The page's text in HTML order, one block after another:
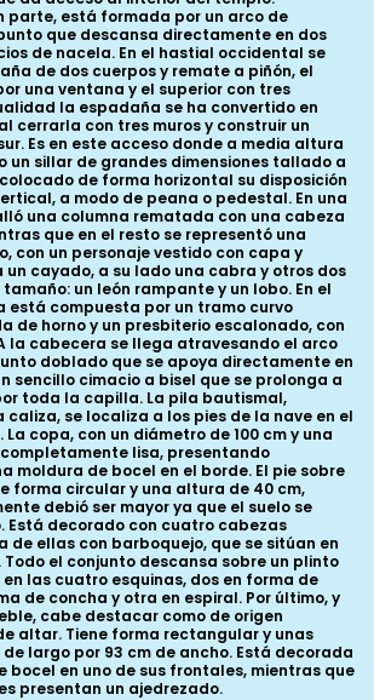
parte, está formada por un arco de
que descansa directamente en dos
de nacela. En el hastial occidental se
de dos cuerpos y remate a piñón, el
una ventana y el superior con tres
la espadaña se ha convertido en
cerrarla con tres muros y construir un
Es en este acceso donde a media altura
un sillar de grandes dimensiones tallado a
de forma horizontal su disposición
a modo de peana o pedestal. En una
una columna rematada con una cabeza
que en el resto se representó una
con un personaje vestido con capa y
cayado, a su lado una cabra y otros dos
un león rampante y un lobo. En el
está compuesta por un tramo curvo
de horno y un presbiterio escalonado, con
la cabecera se llega atravesando el arco
doblado que se apoya directamente en
sencillo cimacio a bisel que se prolonga a
toda la capilla. La pila bautismal,
se localiza a los pies de la nave en el
copa, con un diámetro de 100 cm y una
lisa, presentando
moldura de bocel en el borde. El pie sobre
forma circular y una altura de 40 cm,
debió ser mayor ya que el suelo se
Está decorado con cuatro cabezas
de ellas con barboquejo, que se sitúan en
el conjunto descansa sobre un plinto
las cuatro esquinas, dos en forma de
de concha y otra en espiral. Por último, y
cabe destacar como de origen
altar. Tiene forma rectangular y unas
de largo por 93 cm de ancho. Está decorada
bocel en uno de sus frontales, mientras que
presentan un ajedrezado.